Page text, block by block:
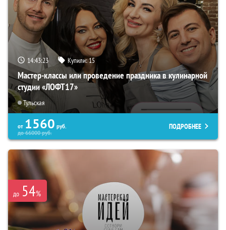
14:43:22 Купили:15
Мастер-классы или проведение праздника в кулинарной
студии «ЛОФТ17»
Тульская
от 1560 руб.
до66000руб.
ПОДРОБНЕЕ
до 54%